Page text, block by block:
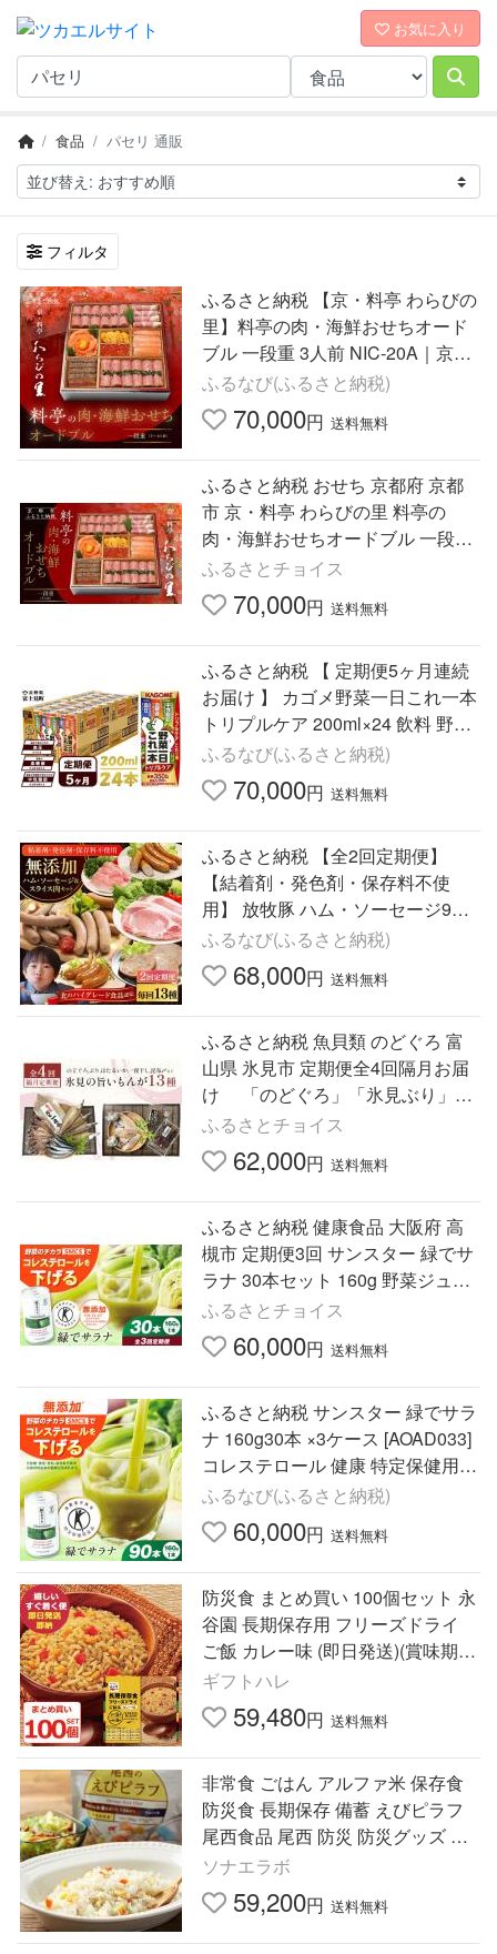
お気に入り
食品 パセリ 通販
フィルタ
ふるさと納税 【京・料亭 わらびの
里】料亭の肉・海鮮おせちオード
ブル 一段重 3人前 NIC-20A｜京都
老舗 人気おせち NIC-20A 京都府京
都市
ふるなび(ふるさと納税)
70,000円 送料無料
ふるさと納税 おせち 京都府 京都
市 京・料亭 わらびの里 料亭の
肉・海鮮おせちオードブル 一段重
3人前 NIC-20A｜京都 老舗 人気お
せち NIC-20A［ 京都 老舗…
ふるさとチョイス
70,000円 送料無料
ふるさと納税 【 定期便5ヶ月連続
お届け 】 カゴメ野菜一日これ一本
トリプルケア 200ml×24 飲料 野菜
ジュース 紙パック 機能性表示食品
長野県富士見町
ふるなび(ふるさと納税)
70,000円 送料無料
ふるさと納税 【全2回定期便】
【結着剤・発色剤・保存料不使
用】 放牧豚 ハム・ソーセージ9種
＆スライス肉4種 無添加 無塩せき
[AXBA018] 北海道厚真町
ふるなび(ふるさと納税)
68,000円 送料無料
ふるさと納税 魚貝類 のどぐろ 富
山県 氷見市 定期便全4回隔月お届
け 「のどぐろ」「氷見ぶり」
「ほたるいか」「氷見産一夜干
し」「昆布〆刺身」など氷見の…
ふるさとチョイス
62,000円 送料無料
ふるさと納税 健康食品 大阪府 高
槻市 定期便3回 サンスター 緑でサ
ラナ 30本セット 160g 野菜ジュー
ス 青汁 サラナ 缶 ケース まとめ買
い 健康 特定保健用食…
ふるさとチョイス
60,000円 送料無料
ふるさと納税 サンスター 緑でサラ
ナ 160g30本 ×3ケース [AOAD033]
コレステロール 健康 特定保健用食
品 大阪府高槻市
ふるなび(ふるさと納税)
60,000円 送料無料
防災食 まとめ買い 100個セット 永
谷園 長期保存用 フリーズドライ
ご飯 カレー味 (即日発送)(賞味期
限:2032年8月) 送料無料【 長期保
存 】【_
ギフトハレ
59,480円 送料無料
非常食 ごはん アルファ米 保存食
防災食 長期保存 備蓄 えびピラフ
尾西食品 尾西 防災 防災グッズ 防
災用品 賞味期限 5年 アルファ化米
ご飯 5年保存
ソナエラボ
59,200円 送料無料